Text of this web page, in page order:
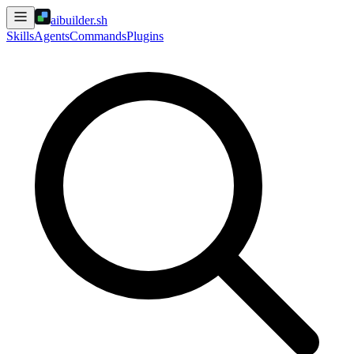
aibuilder.sh
SkillsAgentsCommandsPlugins